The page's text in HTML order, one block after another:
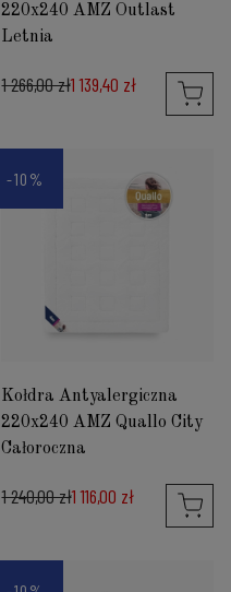
220x240 AMZ Outlast
Letnia
1 266,00 zł1 139,40 zł
Kołdra Antyalergiczna
220x240 AMZ Quallo City
Całoroczna
1 240,00 zł1 116,00 zł
-10%